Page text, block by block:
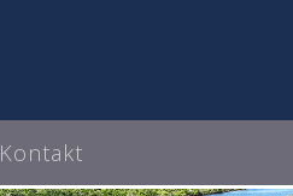
Kontakt